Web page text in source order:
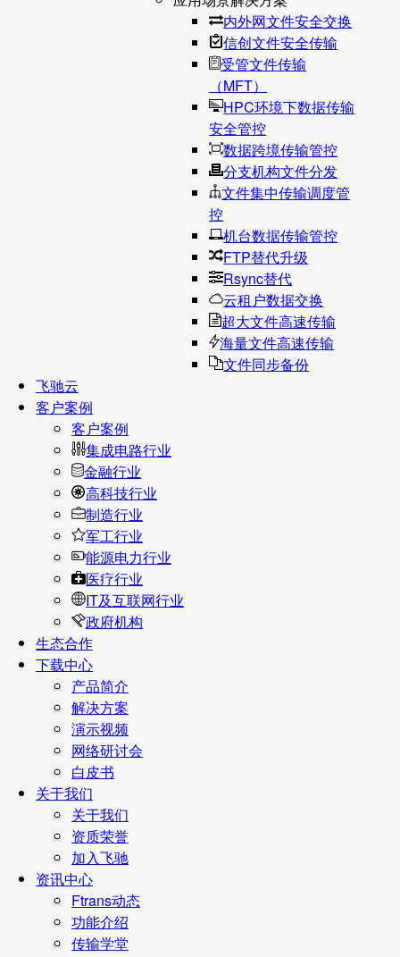
内外网文件安全交换
信创文件安全传输
受管文件传输
（MFT）
HPC环境下数据传输
安全管控
数据跨境传输管控
分支机构文件分发
文件集中传输调度管
控
机台数据传输管控
FTP替代升级
Rsync替代
云租户数据交换
超大文件高速传输
海量文件高速传输
文件同步备份
飞驰云
客户案例
客户案例
集成电路行业
金融行业
高科技行业
制造行业
军工行业
能源电力行业
医疗行业
IT及互联网行业
政府机构
生态合作
下载中心
产品简介
解决方案
演示视频
网络研讨会
白皮书
关于我们
关于我们
资质荣誉
加入飞驰
资讯中心
Ftrans动态
功能介绍
传输学堂